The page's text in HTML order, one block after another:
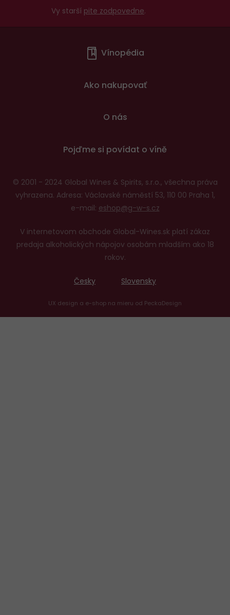
Vy starší pite zodpovedne.
Vínopédia
Ako nakupovať
O nás
Pojďme si povídat o víně
© 2001 - 2024 Global Wines & Spirits, s.r.o., všechna práva
vyhrazena. Adresa: Václavské náměstí 53, 110 00 Praha 1,
e-mail: eshop@g-w-s.cz
V internetovom obchode Global-Wines.sk platí zákaz
predaja alkoholických nápojov osobám mladším ako 18
rokov.
Česky Slovensky
UX design a e-shop na mieru od PeckaDesign